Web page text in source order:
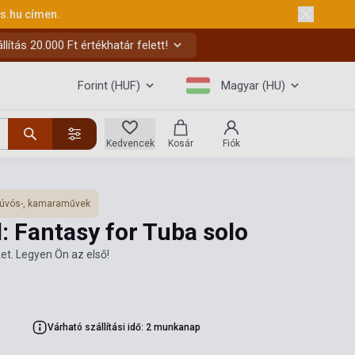
címen.
20.000 Ft értékhatár felett!
Forint (HUF) Magyar (HU)
Kedvencek Kosár Fiók
, kamaraművek
Fantasy for Tuba solo
Legyen Ön az első!
Várható szállítási idő: 2 munkanap